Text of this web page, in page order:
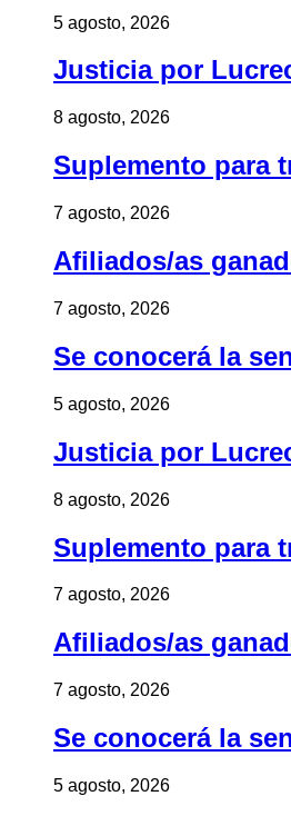
5 agosto, 2026
Justicia por
8 agosto, 2026
Suplemento para
7 agosto, 2026
Afiliados/as
7 agosto, 2026
Se conocerá la
5 agosto, 2026
Justicia por
8 agosto, 2026
Suplemento para
7 agosto, 2026
Afiliados/as
7 agosto, 2026
Se conocerá la
5 agosto, 2026